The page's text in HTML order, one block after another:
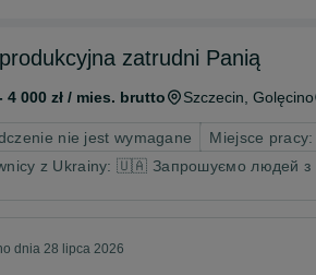
zatrudni Panią
4 000 zł / mies. brutto Szczecin , Golęcino
nie jest wymagane Miejsce
z Ukrainy: 🇺🇦 Запрошуємо людей з
dnia 28 lipca 2026